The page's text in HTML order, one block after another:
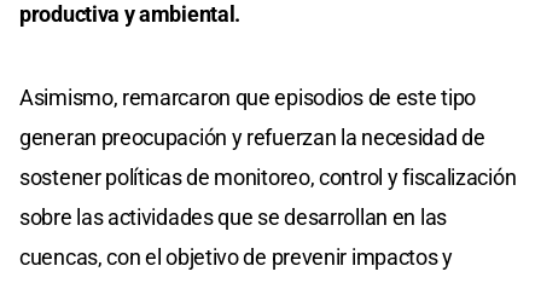
productiva y ambiental.
Asimismo, remarcaron que episodios de este tipo
generan preocupación y refuerzan la necesidad de
sostener políticas de monitoreo, control y fiscalización
sobre las actividades que se desarrollan en las
cuencas, con el objetivo de prevenir impactos y